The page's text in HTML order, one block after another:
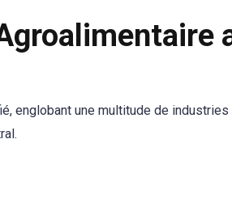
englobant une multitude de